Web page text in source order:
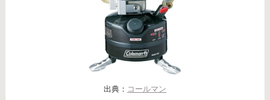
出典： コールマン